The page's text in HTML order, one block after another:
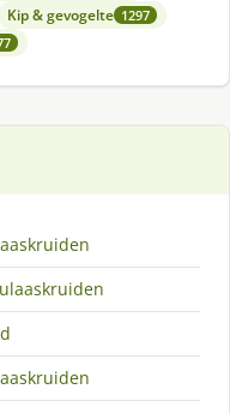
Kip & gevogelte 1297